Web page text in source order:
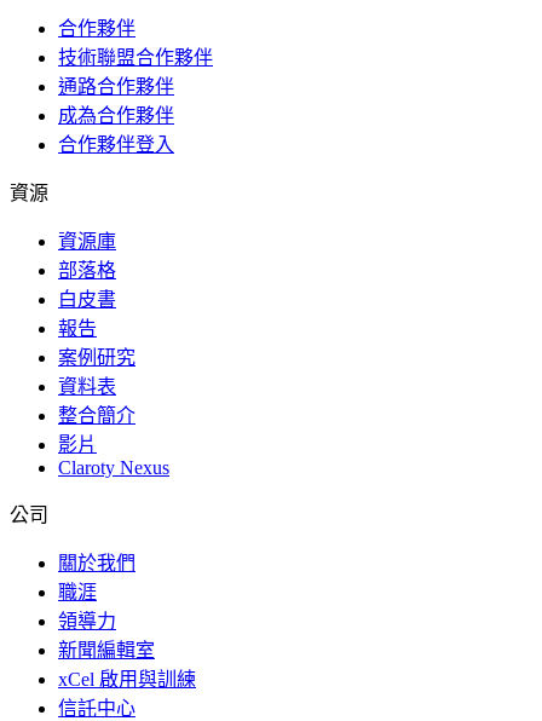
合作夥伴
技術聯盟合作夥伴
通路合作夥伴
成為合作夥伴
合作夥伴登入
資源
資源庫
部落格
白皮書
報告
案例研究
資料表
整合簡介
影片
Claroty Nexus
公司
關於我們
職涯
領導力
新聞編輯室
xCel 啟用與訓練
信託中心